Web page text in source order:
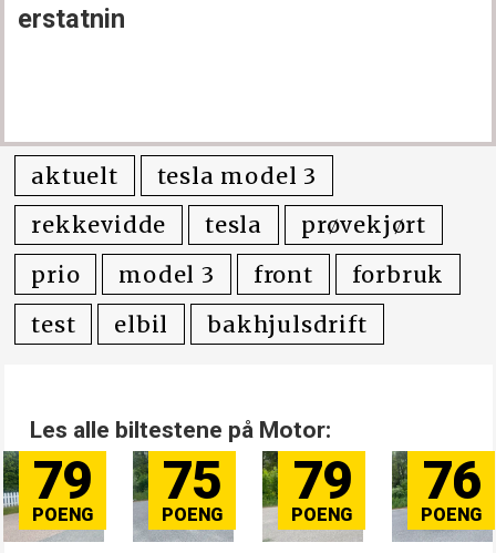
aktuelt
tesla model 3
rekkevidde
tesla
prøvekjørt
prio
model 3 front
forbruk
test
elbil bakhjulsdrift
Les alle biltestene på Motor:
79 76 84